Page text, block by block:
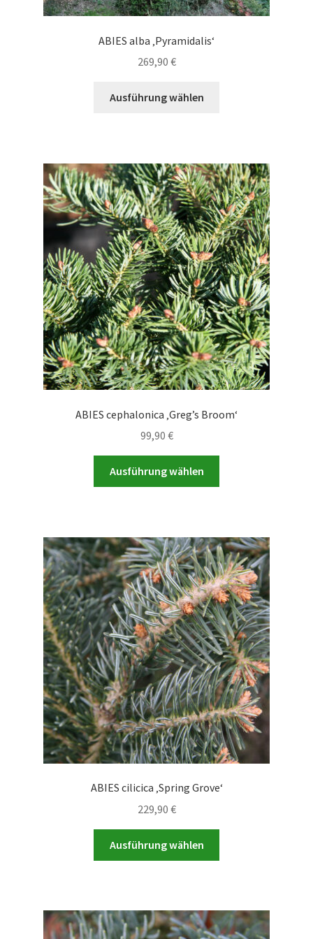
ABIES alba ‚Pyramidalis‘
269,90 €
Ausführung wählen
auf.
Die
Optionen
können
auf
der
Produktseite
gewählt
werden
ABIES cephalonica ‚Greg’s Broom‘
99,90 €
Ausführung wählen
auf.
Die
Optionen
können
auf
der
Produktseite
gewählt
werden
ABIES cilicica ‚Spring Grove‘
229,90 €
Ausführung wählen
Varianten
auf.